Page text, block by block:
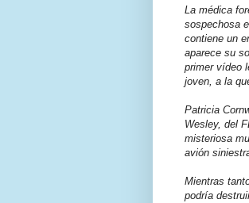
La médica
sospechosa
contiene un
aparece su
primer vídeo
joven, a la
Patricia
Wesley, del
misteriosa
avión
Mientras
podría